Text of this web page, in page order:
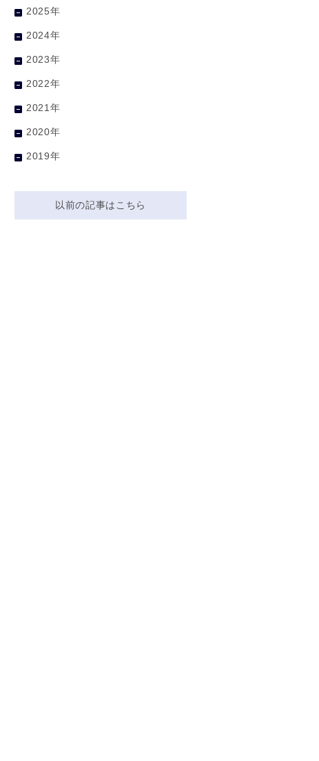
2025年
2024年
2023年
2022年
2021年
2020年
2019年
以前の記事はこちら